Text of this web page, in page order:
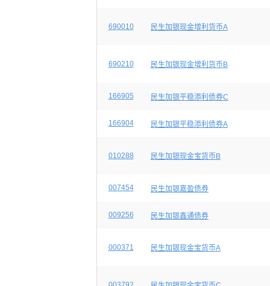
690010 民生加银现金增利货币A
690210 民生加银现金增利货币B
166905 民生加银平稳添利债券C
166904 民生加银平稳添利债券A
010288 民生加银现金宝货币B
007454 民生加银嘉盈债券
009256 民生加银鑫通债券
000371 民生加银现金宝货币A